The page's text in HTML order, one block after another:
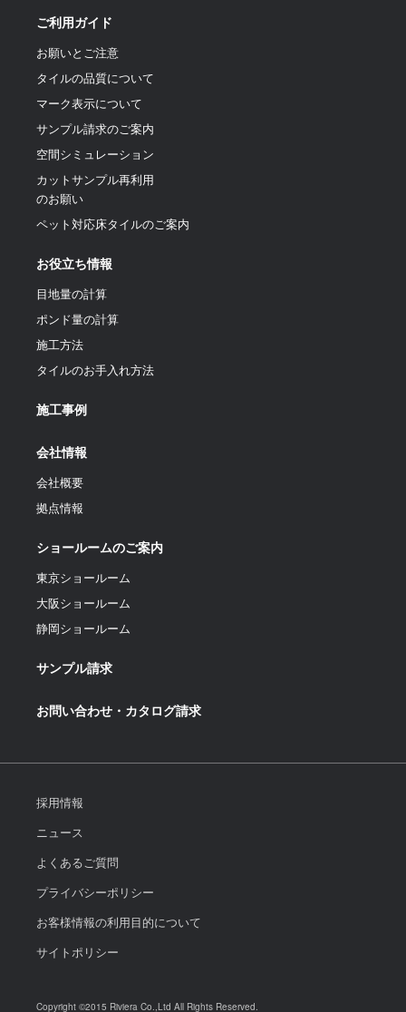
ご利用ガイド
お願いとご注意
タイルの品質について
マーク表示について
サンプル請求のご案内
空間シミュレーション
カットサンプル再利用
のお願い
ペット対応床タイルのご案内
お役立ち情報
目地量の計算
ポンド量の計算
施工方法
タイルのお手入れ方法
施工事例
会社情報
会社概要
拠点情報
ショールームのご案内
東京ショールーム
大阪ショールーム
静岡ショールーム
サンプル請求
お問い合わせ・カタログ請求
採用情報
ニュース
よくあるご質問
プライバシーポリシー
お客様情報の利用目的について
サイトポリシー
Copyright ©2015 Riviera Co.,Ltd All Rights Reserved.